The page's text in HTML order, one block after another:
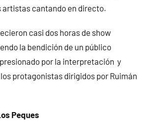
artistas cantando en directo.
casi dos horas de show
la bendición de un público
por la interpretación y
protagonistas dirigidos por Ruimán
Peques